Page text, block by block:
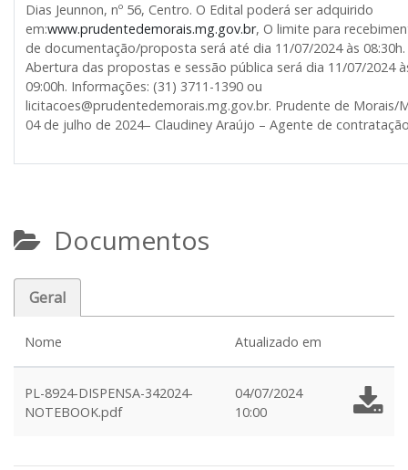
Dias Jeunnon, nº 56, Centro. O Edital poderá ser adquirido
em:www.prudentedemorais.mg.gov.br, O limite para
de documentação/proposta será até dia 11/07/2024 às 08:30h.
Abertura das propostas e sessão pública será dia 11/07/2024
09:00h. Informações: (31) 3711-1390 ou
licitacoes@prudentedemorais.mg.gov.br. Prudente de Morais/
04 de julho de 2024– Claudiney Araújo – Agente de
Documentos
Geral
Nome Atualizado em
PL-8924-DISPENSA-342024-
NOTEBOOK.pdf
04/07/2024
10:00